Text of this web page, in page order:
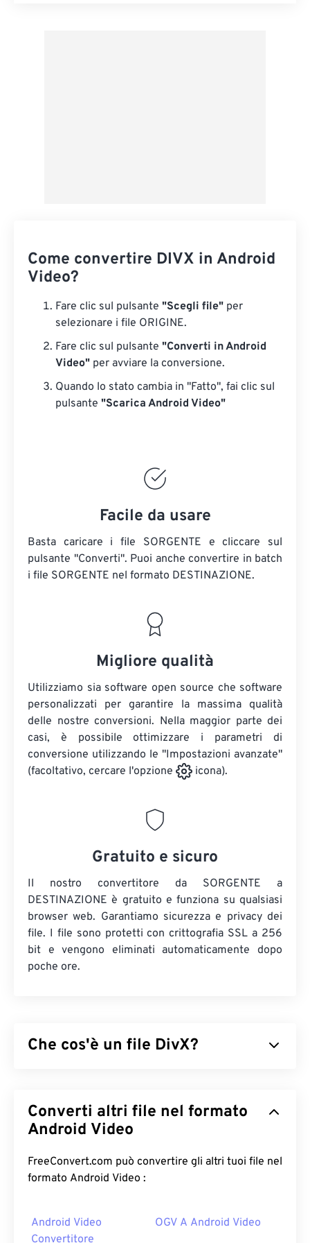
Come convertire DIVX in Android
Video?
Fare clic sul pulsante "Scegli file" per
selezionare i file ORIGINE.
Fare clic sul pulsante "Converti in Android
Video" per avviare la conversione.
Quando lo stato cambia in "Fatto", fai clic sul
pulsante "Scarica Android Video"
Facile da usare
Basta caricare i file SORGENTE e cliccare sul
pulsante "Converti". Puoi anche convertire in batch
i file SORGENTE nel formato DESTINAZIONE.
Migliore qualità
Utilizziamo sia software open source che software
personalizzati per garantire la massima qualità
delle nostre conversioni. Nella maggior parte dei
casi, è possibile ottimizzare i parametri di
conversione utilizzando le "Impostazioni avanzate"
(facoltativo, cercare l'opzione
icona).
Gratuito e sicuro
Il nostro convertitore da SORGENTE a
DESTINAZIONE è gratuito e funziona su qualsiasi
browser web. Garantiamo sicurezza e privacy dei
file. I file sono protetti con crittografia SSL a 256
bit e vengono eliminati automaticamente dopo
poche ore.
Che cos'è un file DivX?
multimediale opzionale chiamatoDivX Media
Format (DMF). DMF supporta capitoli, didascalie,
multiple, flussi video multipli, metadati (XTAG) e
lettori hardware.
Per impostazione predefinita, DivX si apre con
Converti altri file nel formato
Android Video
FreeConvert.com può convertire gli altri tuoi file nel
formato Android Video :
Android Video
Convertitore
OGV A Android Video